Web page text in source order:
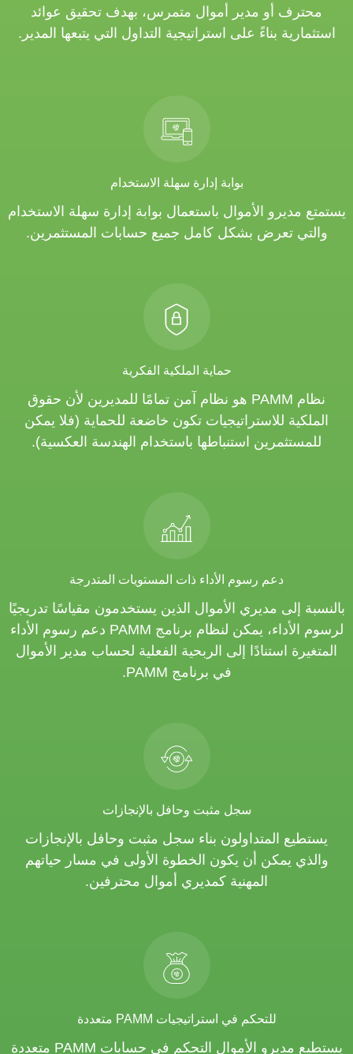
محترف أو مدير أموال متمرس، بهدف تحقيق عوائد
استثمارية بناءً على استراتيجية التداول التي يتبعها المدير.
بوابة إدارة سهلة الاستخدام
يستمتع مديرو الأموال باستعمال بوابة إدارة سهلة الاستخدام
والتي تعرض بشكل كامل جميع حسابات المستثمرين.
حماية الملكية الفكرية
نظام PAMM هو نظام آمن تمامًا للمديرين لأن حقوق
الملكية للاستراتيجيات تكون خاضعة للحماية (فلا يمكن
للمستثمرين استنباطها باستخدام الهندسة العكسية).
دعم رسوم الأداء ذات المستويات المتدرجة
بالنسبة إلى مديري الأموال الذين يستخدمون مقياسًا تدريجيًا
لرسوم الأداء، يمكن لنظام برنامج PAMM دعم رسوم الأداء
المتغيرة استنادًا إلى الربحية الفعلية لحساب مدير الأموال
في برنامج PAMM.
سجل مثبت وحافل بالإنجازات
يستطيع المتداولون بناء سجل مثبت وحافل بالإنجازات
والذي يمكن أن يكون الخطوة الأولى في مسار حياتهم
المهنية كمديري أموال محترفين.
للتحكم في استراتيجيات PAMM متعددة
يستطيع مديرو الأموال التحكم في حسابات PAMM متعددة